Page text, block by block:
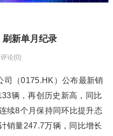
新单月纪录
评论(0)
司（0175.HK）公布最新销
辆，再创历史新高，同比
续8个月保持同环比提升态
销量247.7万辆，同比增长